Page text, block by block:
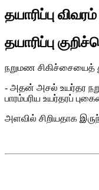
தயாரிப்பு விவரம்
தயாரிப்பு
நறுமண சிகிச்சையைத்
- அதன் அசல் உயர்தர
பாரம்பரிய உயர்தரப்
அளவில் சிறியதாக